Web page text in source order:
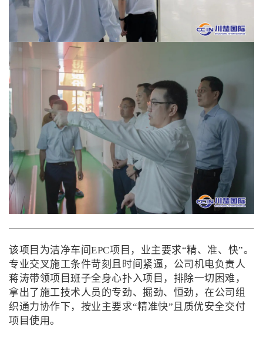
该项目为洁净车间EPC项目，业主要求“精、准、快”。
专业交叉施工条件苛刻且时间紧逼，公司机电负责人
蒋涛带领项目班子全身心扑入项目，排除一切困难，
拿出了施工技术人员的专劲、掘劲、恒劲，在公司组
织通力协作下，按业主要求“精准快”且质优安全交付
项目使用。